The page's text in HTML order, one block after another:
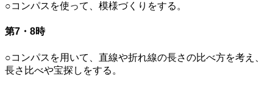
○コンパスを使って、模様づくりをする。
第7・8時
○コンパスを用いて、直線や折れ線の長さの比べ方を考え、
長さ比べや宝探しをする。